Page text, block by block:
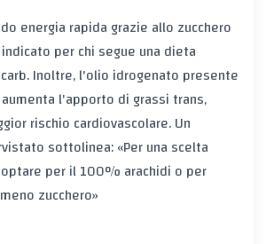
energia rapida grazie allo zucchero
per chi segue una dieta
Inoltre, l'olio idrogenato presente
l'apporto di grassi trans,
rischio cardiovascolare. Un
sottolinea: «Per una scelta
per il 100% arachidi o per
zucchero»